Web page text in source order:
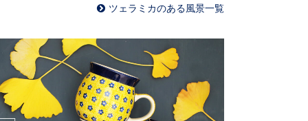
ツェラミカのある風景一覧